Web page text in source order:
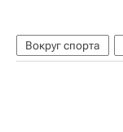
Вокруг спорта